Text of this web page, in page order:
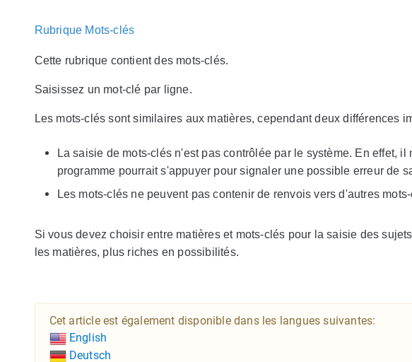
Rubrique Mots-clés
Cette rubrique contient des mots-clés.
Saisissez un mot-clé par ligne.
Les mots-clés sont similaires aux matières, cependant deux différences
La saisie de mots-clés n'est pas contrôlée par le système. En effet,
programme pourrait s'appuyer pour signaler une possible erreur de
Les mots-clés ne peuvent pas contenir de renvois vers d'autres
Si vous devez choisir entre matières et mots-clés pour la saisie des
les matières, plus riches en possibilités.
Cet article est également disponible dans les langues suivantes:
English
Deutsch